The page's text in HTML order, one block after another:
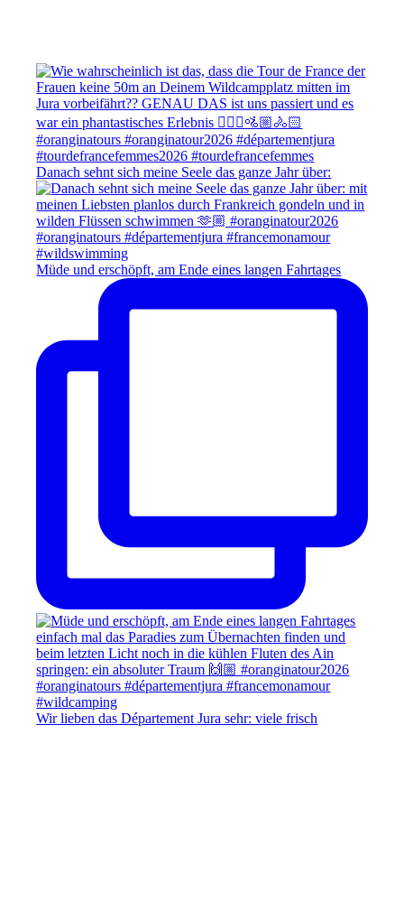
Danach sehnt sich meine Seele das ganze Jahr über:
Müde und erschöpft, am Ende eines langen Fahrtages
Wir lieben das Département Jura sehr: viele frisch